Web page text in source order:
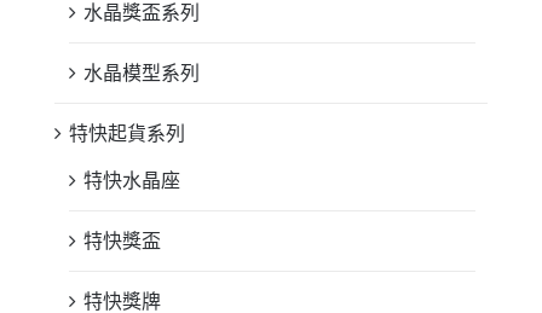
水晶獎盃系列
水晶模型系列
特快起貨系列
特快水晶座
特快獎盃
特快獎牌